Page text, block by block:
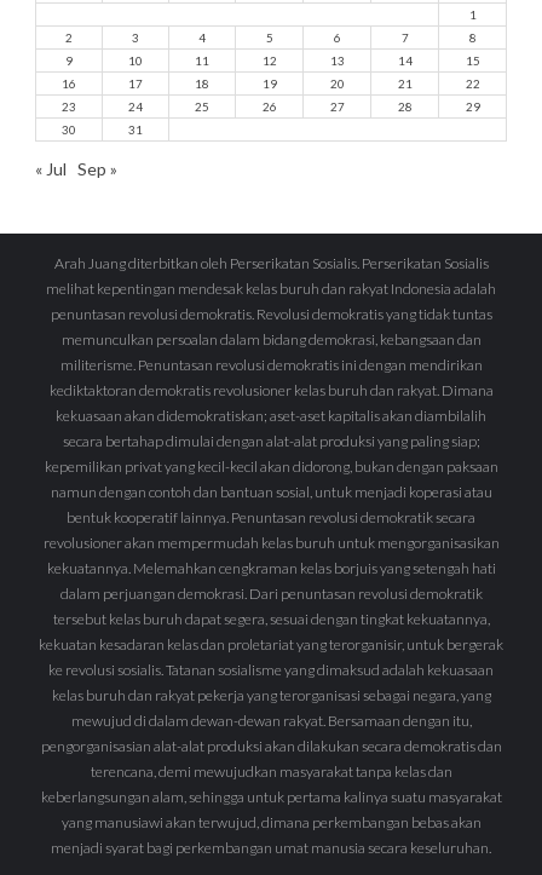
1
2
3 4 5 6 7
8
9
10 11 12 13 14
15
16
17 18 19 20 21
22
23
24 25 26 27 28
29
30
31
« Jul Sep »
Arah Juang diterbitkan oleh Perserikatan Sosialis. Perserikatan Sosialis
melihat kepentingan mendesak kelas buruh dan rakyat Indonesia adalah
penuntasan revolusi demokratis. Revolusi demokratis yang tidak tuntas
memunculkan persoalan dalam bidang demokrasi, kebangsaan dan
militerisme. Penuntasan revolusi demokratis ini dengan mendirikan
kediktaktoran demokratis revolusioner kelas buruh dan rakyat. Dimana
kekuasaan akan didemokratiskan; aset-aset kapitalis akan diambilalih
secara bertahap dimulai dengan alat-alat produksi yang paling siap;
kepemilikan privat yang kecil-kecil akan didorong, bukan dengan paksaan
namun dengan contoh dan bantuan sosial, untuk menjadi koperasi atau
bentuk kooperatif lainnya. Penuntasan revolusi demokratik secara
revolusioner akan mempermudah kelas buruh untuk mengorganisasikan
kekuatannya. Melemahkan cengkraman kelas borjuis yang setengah hati
dalam perjuangan demokrasi. Dari penuntasan revolusi demokratik
tersebut kelas buruh dapat segera, sesuai dengan tingkat kekuatannya,
kekuatan kesadaran kelas dan proletariat yang terorganisir, untuk bergerak
ke revolusi sosialis. Tatanan sosialisme yang dimaksud adalah kekuasaan
kelas buruh dan rakyat pekerja yang terorganisasi sebagai negara, yang
mewujud di dalam dewan-dewan rakyat. Bersamaan dengan itu,
pengorganisasian alat-alat produksi akan dilakukan secara demokratis dan
terencana, demi mewujudkan masyarakat tanpa kelas dan
keberlangsungan alam, sehingga untuk pertama kalinya suatu masyarakat
yang manusiawi akan terwujud, dimana perkembangan bebas akan
menjadi syarat bagi perkembangan umat manusia secara keseluruhan.